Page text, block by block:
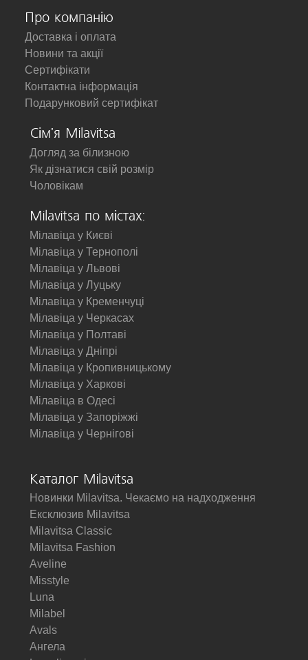
Про компанію
Доставка і оплата
Новини та акції
Сертифікати
Контактна інформація
Подарунковий сертифікат
Сім'я Milavitsa
Догляд за білизною
Як дізнатися свій розмір
Чоловікам
Milavitsa по містах:
Мілавіца у Києві
Мілавіца у Тернополі
Мілавіца у Львові
Мілавіца у Луцьку
Мілавіца у Кременчуці
Мілавіца у Черкасах
Мілавіца у Полтаві
Мілавіца у Дніпрі
Мілавіца у Кропивницькому
Мілавіца у Харкові
Мілавіца в Одесі
Мілавіца у Запоріжжі
Мілавіца у Чернігові
Каталог Milavitsa
Новинки Milavitsa. Чекаємо на надходження
Ексклюзив Milavitsa
Milavitsa Classic
Milavitsa Fashion
Aveline
Misstyle
Luna
Milabel
Avals
Ангела